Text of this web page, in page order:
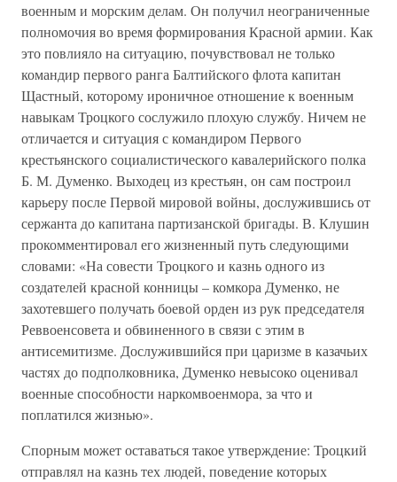
военным и морским делам. Он получил неограниченные
полномочия во время формирования Красной армии. Как
это повлияло на ситуацию, почувствовал не только
командир первого ранга Балтийского флота капитан
Щастный, которому ироничное отношение к военным
навыкам Троцкого сослужило плохую службу. Ничем не
отличается и ситуация с командиром Первого
крестьянского социалистического кавалерийского полка
Б. М. Думенко. Выходец из крестьян, он сам построил
карьеру после Первой мировой войны, дослужившись от
сержанта до капитана партизанской бригады. В. Клушин
прокомментировал его жизненный путь следующими
словами: «На совести Троцкого и казнь одного из
создателей красной конницы – комкора Думенко, не
захотевшего получать боевой орден из рук председателя
Реввоенсовета и обвиненного в связи с этим в
антисемитизме. Дослужившийся при царизме в казачьих
частях до подполковника, Думенко невысоко оценивал
военные способности наркомвоенмора, за что и
поплатился жизнью».
Спорным может оставаться такое утверждение: Троцкий
отправлял на казнь тех людей, поведение которых